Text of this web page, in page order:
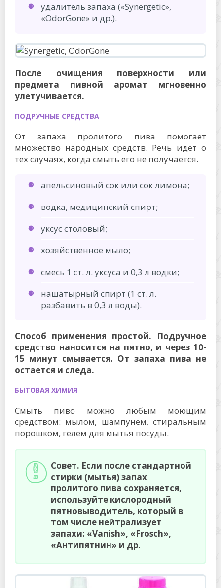
удалитель запаха («Synergetic»,
«OdorGone» и др.).
После очищения поверхности или
предмета пивной аромат мгновенно
улетучивается.
ПОДРУЧНЫЕ СРЕДСТВА
От запаха пролитого пива помогает
множество народных средств. Речь идет о
тех случаях, когда смыть его не получается.
апельсиновый сок или сок лимона;
водка, медицинский спирт;
уксус столовый;
хозяйственное мыло;
смесь 1 ст. л. уксуса и 0,3 л водки;
нашатырный спирт (1 ст. л.
разбавить в 0,3 л воды).
Способ применения простой. Подручное
средство наносится на пятно, и через 10-
15 минут смывается. От запаха пива не
остается и следа.
БЫТОВАЯ ХИМИЯ
Смыть пиво можно любым моющим
средством: мылом, шампунем, стиральным
порошком, гелем для мытья посуды.
Совет. Если после стандартной
стирки (мытья) запах
пролитого пива сохраняется,
используйте кислородный
пятновыводитель, который в
том числе нейтрализует
запахи: «Vanish», «Frosch»,
«Антипятнин» и др.